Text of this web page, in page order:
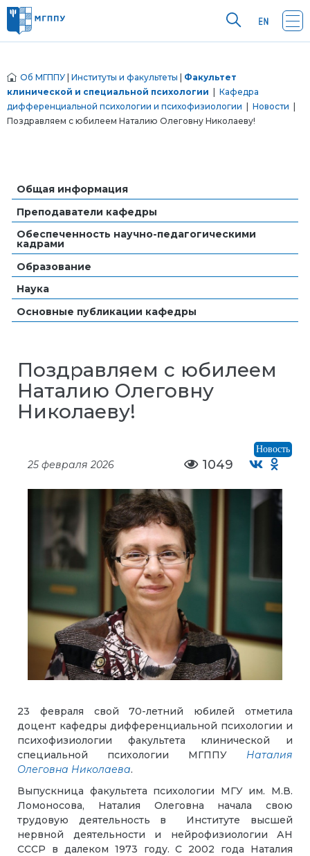
Об МГППУ Институты и факультеты
Факультет
клинической и специальной психологии
Кафедра
дифференциальной психологии и психофизиологии
Новости
Поздравляем с юбилеем Наталию Олеговну Николаеву!
Общая информация
Преподаватели кафедры
Обеспеченность научно-педагогическими
кадрами
Образование
Наука
Основные публикации кафедры
Поздравляем с юбилеем
Наталию Олеговну
Николаеву!
Новость
25 февраля 2026 1049
23 февраля свой 70-летний юбилей отметила
доцент кафедры дифференциальной психологии и
психофизиологии факультета клинической и
специальной психологии МГППУ Наталия
Олеговна Николаева.
Выпускница факультета психологии МГУ им. М.В.
Ломоносова, Наталия Олеговна начала свою
трудовую деятельность в Институте высшей
нервной деятельности и нейрофизиологии АН
СССР в далеком 1973 году. С 2002 года Наталия